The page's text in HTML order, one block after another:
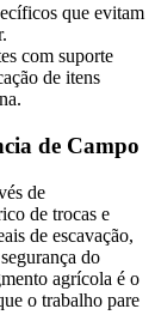
que evitam
com suporte
de itens
de Campo
de
de trocas e
de escavação,
do
agrícola é o
o trabalho pare